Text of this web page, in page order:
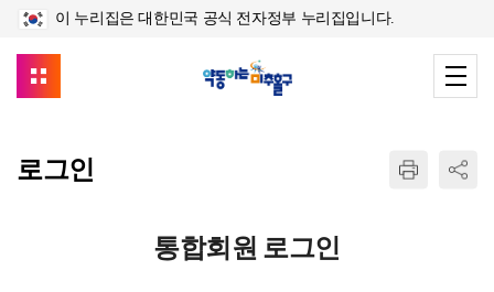
이 누리집은 대한민국 공식 전자정부 누리집입니다.
로그인
통합회원 로그인